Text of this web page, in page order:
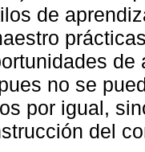
de
no se
por igual,
del